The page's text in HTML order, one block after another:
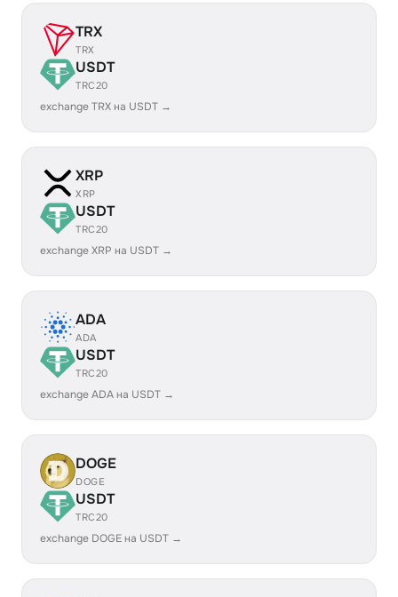
TRX
TRX
USDT
TRC20
exchange TRX на USDT →
XRP
XRP
USDT
TRC20
exchange XRP на USDT →
ADA
ADA
USDT
TRC20
exchange ADA на USDT →
DOGE
DOGE
USDT
TRC20
exchange DOGE на USDT →